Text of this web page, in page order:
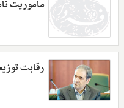
ماموریت
رقابت